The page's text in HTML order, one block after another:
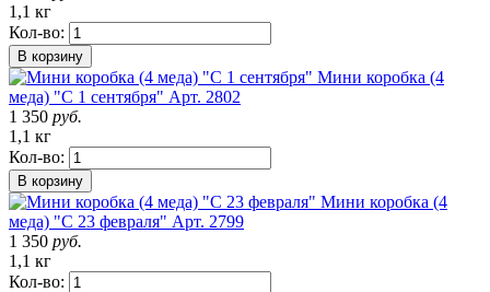
1,1 кг
Кол-во:
В корзину
Мини коробка (4
меда) "С 1 сентября" Арт. 2802
1 350 руб.
1,1 кг
Кол-во:
В корзину
Мини коробка (4
меда) "С 23 февраля" Арт. 2799
1 350 руб.
1,1 кг
Кол-во: